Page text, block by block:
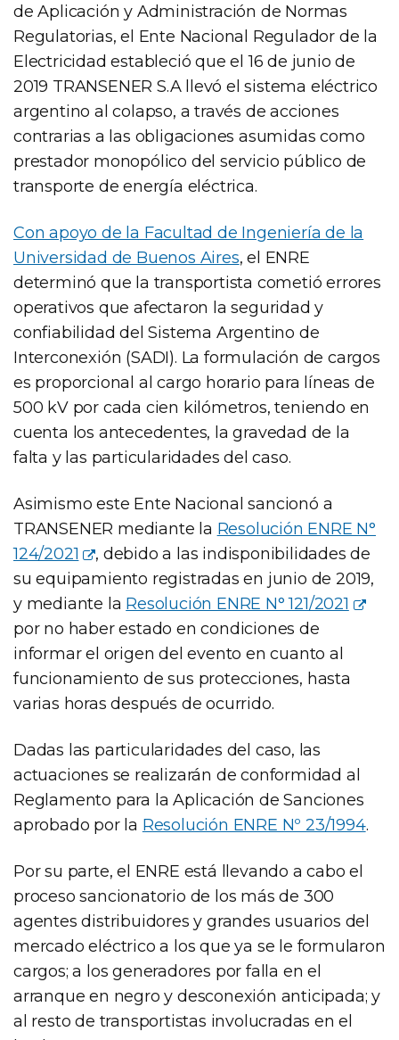
de Aplicación y Administración de Normas
Regulatorias, el Ente Nacional Regulador de la
Electricidad estableció que el 16 de junio de
2019 TRANSENER S.A llevó el sistema eléctrico
argentino al colapso, a través de acciones
contrarias a las obligaciones asumidas como
prestador monopólico del servicio público de
transporte de energía eléctrica.
Con apoyo de la Facultad de Ingeniería de la
Universidad de Buenos Aires, el ENRE
determinó que la transportista cometió errores
operativos que afectaron la seguridad y
confiabilidad del Sistema Argentino de
Interconexión (SADI). La formulación de cargos
es proporcional al cargo horario para líneas de
500 kV por cada cien kilómetros, teniendo en
cuenta los antecedentes, la gravedad de la
falta y las particularidades del caso.
Asimismo este Ente Nacional sancionó a
TRANSENER mediante la Resolución ENRE N°
124/2021
, debido a las indisponibilidades de
su equipamiento registradas en junio de 2019,
y mediante la Resolución ENRE N° 121/2021
por no haber estado en condiciones de
informar el origen del evento en cuanto al
funcionamiento de sus protecciones, hasta
varias horas después de ocurrido.
Dadas las particularidades del caso, las
actuaciones se realizarán de conformidad al
Reglamento para la Aplicación de Sanciones
aprobado por la Resolución ENRE Nº 23/1994.
Por su parte, el ENRE está llevando a cabo el
proceso sancionatorio de los más de 300
agentes distribuidores y grandes usuarios del
mercado eléctrico a los que ya se le formularon
cargos; a los generadores por falla en el
arranque en negro y desconexión anticipada; y
al resto de transportistas involucradas en el